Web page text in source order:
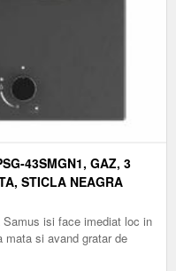
43SMGN1, GAZ, 3
STICLA NEAGRA
isi face imediat loc in
mata si avand gratar de